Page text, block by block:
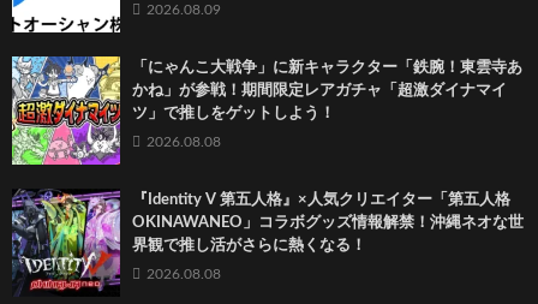
2026.08.09
「にゃんこ大戦争」に新キャラクター「鉄腕！東雲寺あ
かね」が参戦！期間限定レアガチャ「超激ダイナマイ
ツ」で推しをゲットしよう！
2026.08.08
『Identity V 第五人格』×人気クリエイター「第五人格
OKINAWANEO」コラボグッズ情報解禁！沖縄ネオな世
界観で推し活がさらに熱くなる！
2026.08.08